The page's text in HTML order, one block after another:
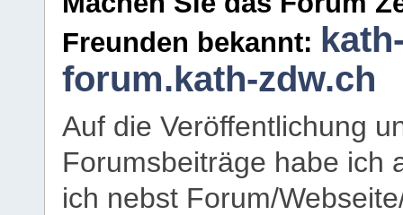
Freunden bekannt:
forum.kath-zdw.ch
Auf die Veröffentlichung
Forumsbeiträge habe ich
ich nebst Forum/